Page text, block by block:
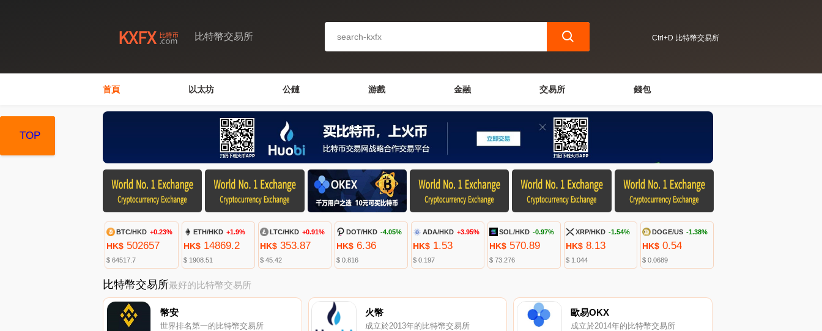
比特幣交易所 Ctrl+D 比特幣交易所
首頁 以太坊 公鏈 游戲 金融 交易所 錢包
BTC/HKD +0.23%
HK$ 502657
$ 64517.7
ETH/HKD +1.9%
HK$14869.2
$ 1908.51
LTC/HKD +0.91%
HK$353.87
$ 45.42
DOT/HKD -4.05%
HK$6.36
$ 0.816
ADA/HKD +3.95%
HK$1.53
$ 0.197
SOL/HKD -0.97%
HK$ 570.89
$ 73.276
XRP/HKD -1.54%
HK$ 8.13
$ 1.044
DOGE/US -1.38%
HK$ 0.54
$ 0.0689
比特幣交易所最好的比特幣交易所
幣安
世界排名第一的比特幣交易所
火幣
成立於2013年的比特幣交易所
歐易OKX
成立於2014年的比特幣交易所
TOP
TOP
TOP